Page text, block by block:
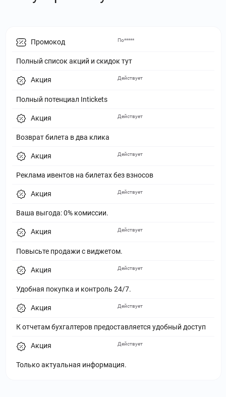
Промокод
Полный список акций и скидок тут
По*****
Акция
Полный потенциал Intickets
Действует
Акция
Возврат билета в два клика
Действует
Акция
Реклама ивентов на билетах без взносов
Действует
Акция
Ваша выгода: 0% комиссии.
Действует
Акция
Повысьте продажи с виджетом.
Действует
Акция
Удобная покупка и контроль 24/7.
Действует
Акция
К отчетам бухгалтеров предоставляется удобный доступ
Действует
Акция
Только актуальная информация.
Действует